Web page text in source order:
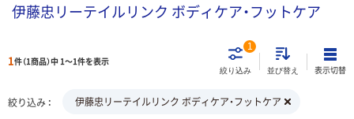
伊藤忠リーテイルリンク ボディケア・フットケア
1件（1商品）中 1～1件を表示
絞り込み
1
並び替え 表示切替
絞り込み 伊藤忠リーテイルリンク ボディケア・フットケア